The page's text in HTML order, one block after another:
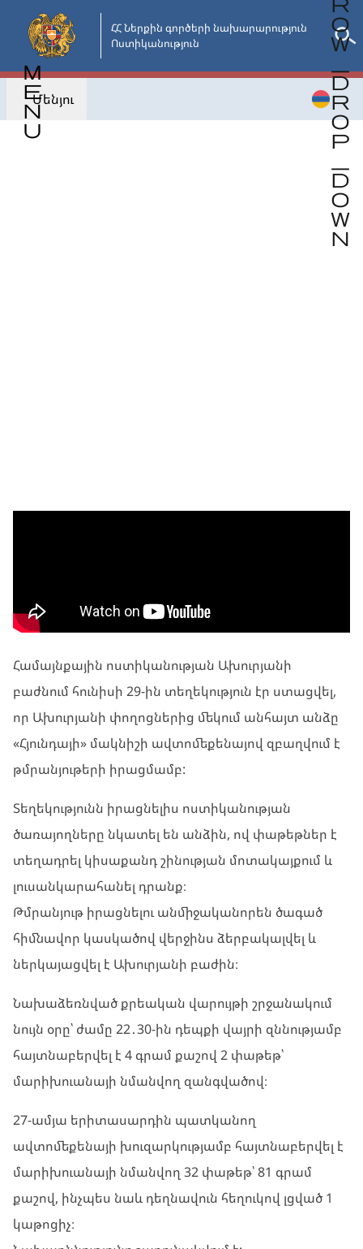
Անցնել
հիմնական
բովանդակությանը
ՀՀ Ներքին գործերի նախարարություն
Ոստիկանություն
Մենյու
Համայնքային ոստիկանության Ախուրյանի
բաժնում հունիսի 29-ին տեղեկություն էր ստացվել,
որ Ախուրյանի փողոցներից մեկում անհայտ անձը
«Հյունդայի» մակնիշի ավտոմեքենայով զբաղվում է
թմրանյութերի իրացմամբ:
Տեղեկությունն իրացնելիս ոստիկանության
ծառայողները նկատել են անձին, ով փաթեթներ է
տեղադրել կիսաքանդ շինության մոտակայքում և
լուսանկարահանել դրանք։
Թմրանյութ իրացնելու անմիջականորեն ծագած
հիմնավոր կասկածով վերջինս ձերբակալվել և
ներկայացվել է Ախուրյանի բաժին։
Նախաձեռնված քրեական վարույթի շրջանակում
նույն օրը՝ ժամը 22․30-ին դեպքի վայրի զննությամբ
հայտնաբերվել է 4 գրամ քաշով 2 փաթեթ՝
մարիխուանայի նմանվող զանգվածով։
27-ամյա երիտասարդին պատկանող
ավտոմեքենայի խուզարկությամբ հայտնաբերվել է
մարիխուանայի նմանվող 32 փաթեթ՝ 81 գրամ
քաշով, ինչպես նաև դեղնավուն հեղուկով լցված 1
կաթոցիչ։